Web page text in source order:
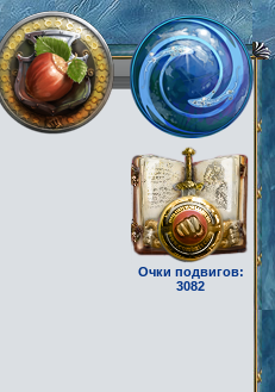
Очки подвигов:
3082